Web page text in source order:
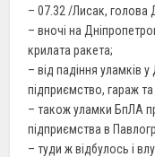
– 07.32 /Лисак, голова
– вночі на
крилата ракета;
– від падіння уламків
підприємство, гараж
– також уламки БпЛА
підприємства в
– туди ж відбулось і